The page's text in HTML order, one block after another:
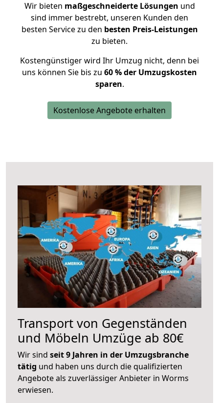
Wir bieten maßgeschneiderte Lösungen und
sind immer bestrebt, unseren Kunden den
besten Service zu den besten Preis-Leistungen
zu bieten.
Kostengünstiger wird Ihr Umzug nicht, denn bei
uns können Sie bis zu 60 % der Umzugskosten
sparen.
Kostenlose Angebote erhalten
Transport von Gegenständen
und Möbeln Umzüge ab 80€
Wir sind seit 9 Jahren in der Umzugsbranche
tätig und haben uns durch die qualifizierten
Angebote als zuverlässiger Anbieter in Worms
erwiesen.